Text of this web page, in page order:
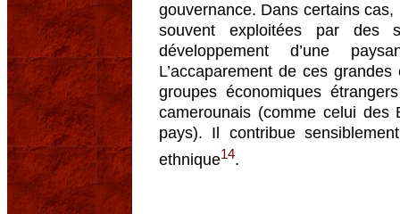
gouvernance. Dans certains
souvent exploitées par des
développement d’une
L’accaparement de ces
groupes économiques
camerounais (comme celui des
pays). Il contribue
ethnique14.